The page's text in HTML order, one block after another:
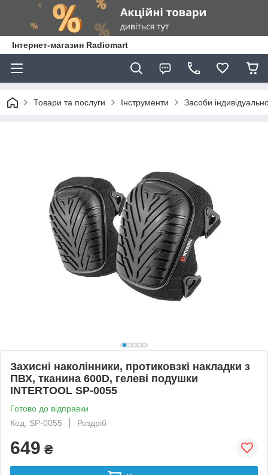
Інтернет-магазин Radiomart
Товари та послуги Інструменти Засоби
Захисні наколінники, протиковзкі накладки з
ПВХ, тканина 600D, гелеві подушки
INTERTOOL SP-0055
Готово до відправки
Код: SP-0055
Роздріб
649 ₴